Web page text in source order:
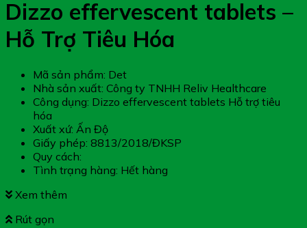
Dizzo effervescent tablets –
Hỗ Trợ Tiêu Hóa
Mã sản phẩm: Det
Nhà sản xuất: Công ty TNHH Reliv Healthcare
Công dụng: Dizzo effervescent tablets Hỗ trợ tiêu
hóa
Xuất xứ: Ấn Độ
Giấy phép: 8813/2018/ĐKSP
Quy cách:
Tình trạng hàng: Hết hàng
Xem thêm
Rút gọn